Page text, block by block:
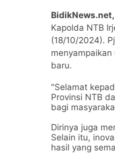
Kapolda NTB
(18/10/2024).
baru.
"Selamat
Provinsi NTB
bagi
Dirinya juga
Selain itu,
hasil yang